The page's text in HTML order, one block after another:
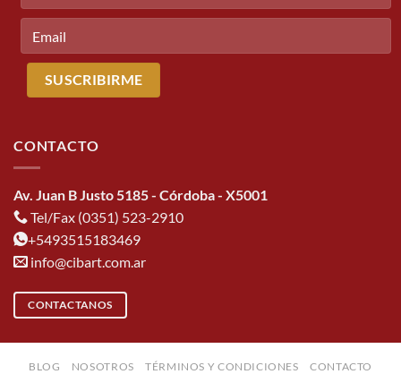
CONTACTO
Av. Juan B Justo 5185 - Córdoba - X5001
Tel/Fax (0351) 523-2910
+5493515183469
info@cibart.com.ar
CONTACTANOS
BLOG NOSOTROS TÉRMINOS Y CONDICIONES CONTACTO